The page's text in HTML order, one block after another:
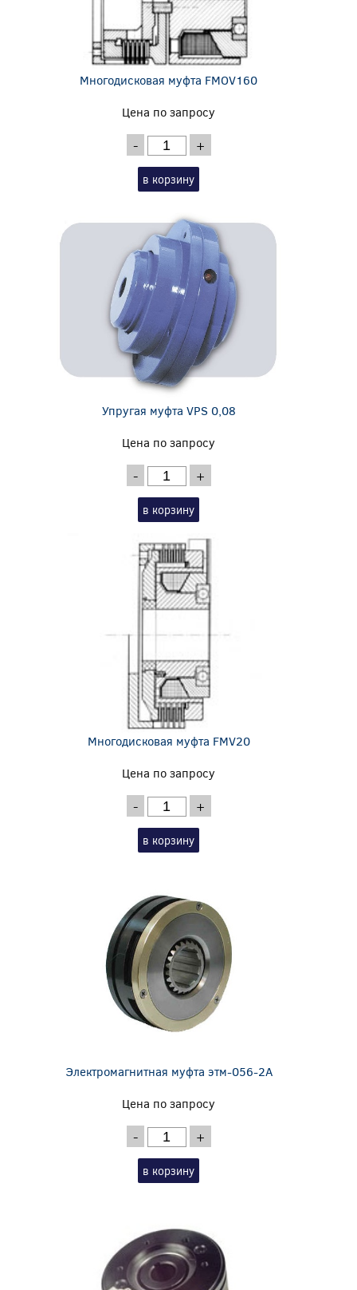
Многодисковая муфта FMOV160
Цена по запросу
- +
в корзину
Упругая муфта VPS 0,08
Цена по запросу
- +
в корзину
Многодисковая муфта FMV20
Цена по запросу
- +
в корзину
Электромагнитная муфта этм-056-2А
Цена по запросу
- +
в корзину